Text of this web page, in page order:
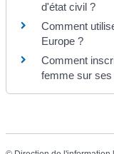
d'état civil ?
Comment
Europe ?
Comment
femme sur ses